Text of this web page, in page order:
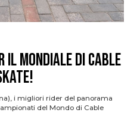
il Mondiale di Cable
i migliori rider del panorama
del Mondo di Cable